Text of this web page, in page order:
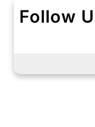
Follow